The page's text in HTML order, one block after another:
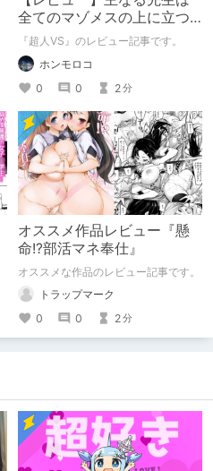
全てのマゾメスの上に立つ
『超人VS』
『超人VS』のレビュー記事です。
ホンモロコ
0
0 2分
オススメ作品レビュー『懸
命!?部活マネ奉仕』
オススメな作品のレビュー記事です。
トラップマーク
0
0 2分